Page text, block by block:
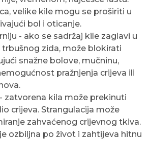
velike kile mogu se proširiti u
bol i oticanje.
- ako se sadržaj kile zaglavi u
zida, može blokirati
snažne bolove, mučninu,
pražnjenja crijeva ili
zatvorena kila može prekinuti
crijeva. Strangulacija može
zahvaćenog crijevnog tkiva.
ozbiljna po život i zahtijeva hitnu